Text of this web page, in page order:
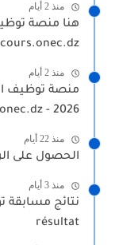
منذ 2 أيام
منذ 2 أيام
منصة توظيف
2026 - concours.onec.dz
منذ 22 أيام
الحصول على الرقم
منذ 3 أيام
résultat